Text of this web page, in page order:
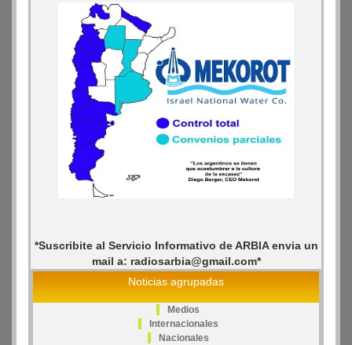
*Suscribite al Servicio Informativo de ARBIA envia un
mail a: radiosarbia@gmail.com*
Noticias agrupadas
Medios
Internacionales
Nacionales